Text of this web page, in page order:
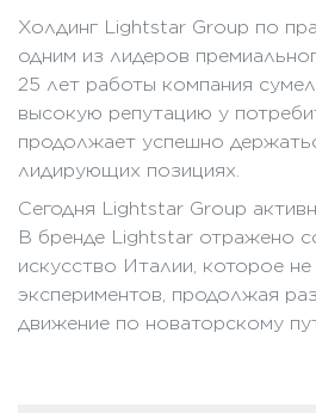
Холдинг Lightstar Group по
одним из лидеров
25 лет работы компания
высокую репутацию у
продолжает успешно
лидирующих позициях.
Сегодня Lightstar Group
В бренде Lightstar отражено
искусство Италии, которое не
экспериментов, продолжая
движение по новаторскому